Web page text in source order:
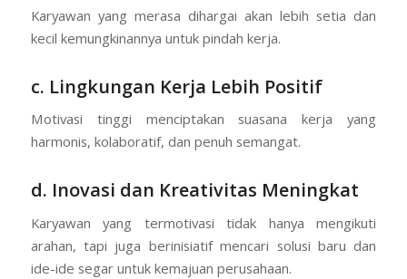
Karyawan yang merasa dihargai akan lebih setia dan
kecil kemungkinannya untuk pindah kerja.
c. Lingkungan Kerja Lebih Positif
Motivasi tinggi menciptakan suasana kerja yang
harmonis, kolaboratif, dan penuh semangat.
d. Inovasi dan Kreativitas Meningkat
Karyawan yang termotivasi tidak hanya mengikuti
arahan, tapi juga berinisiatif mencari solusi baru dan
ide-ide segar untuk kemajuan perusahaan.